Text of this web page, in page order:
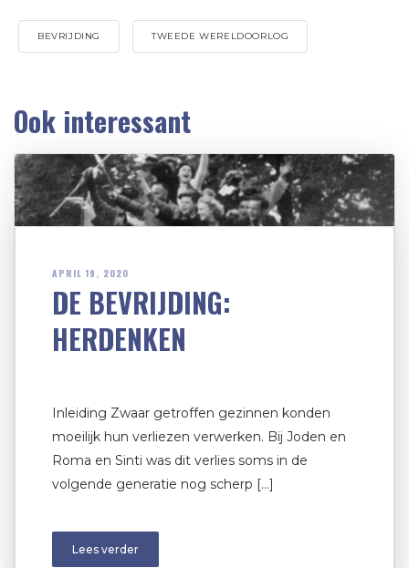
BEVRIJDING TWEEDE WERELDOORLOG
Ook interessant
APRIL 19, 2020
DE BEVRIJDING:
HERDENKEN
Inleiding Zwaar getroffen gezinnen konden
moeilijk hun verliezen verwerken. Bij Joden en
Roma en Sinti was dit verlies soms in de
volgende generatie nog scherp […]
Lees verder